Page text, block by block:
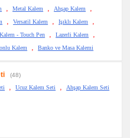
Metal Kalem Ahşap Kalem
Versatil Kalem Işıklı Kalem
- Touch Pen Lazerli Kalem
Kalem Banko ve Masa Kalemi
(48)
Ucuz Kalem Seti Ahşap Kalem Seti